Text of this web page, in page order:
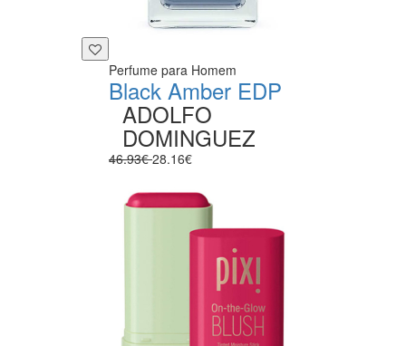
Perfume para Homem
Black Amber EDP
ADOLFO
DOMINGUEZ
46.93€28.16€